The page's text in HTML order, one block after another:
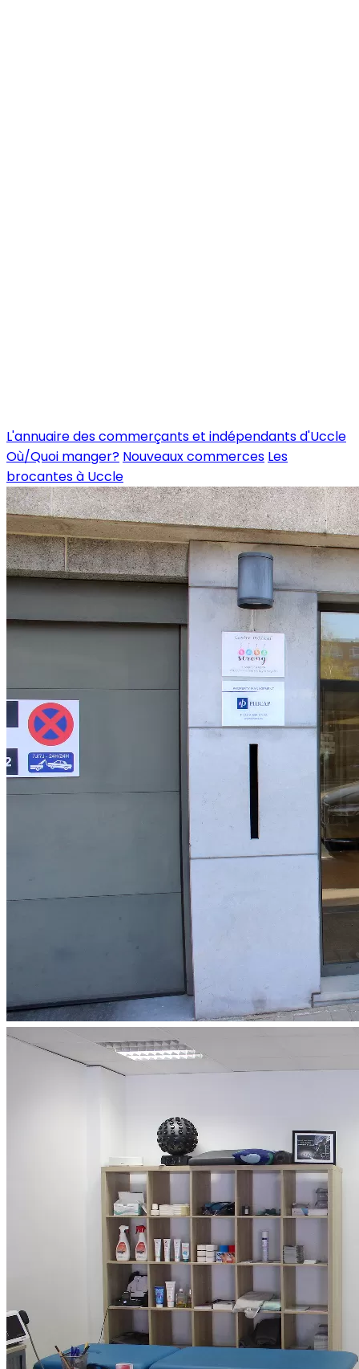
L'annuaire des commerçants et indépendants d'Uccle
Où/Quoi manger? Nouveaux commerces Les
brocantes à Uccle